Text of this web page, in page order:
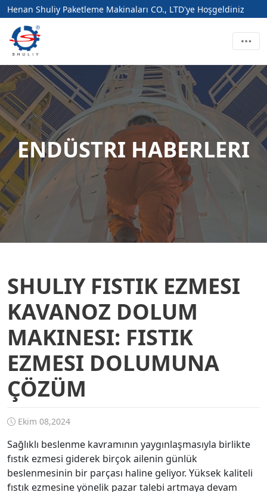
Henan Shuliy Paketleme Makinaları CO., LTD'ye Hoşgeldiniz
ENDÜSTRI HABERLERI
SHULIY FISTIK EZMESI
KAVANOZ DOLUM
MAKINESI: FISTIK
EZMESI DOLUMUNA
ÇÖZÜM
Ekim 08,2024
Sağlıklı beslenme kavramının yaygınlaşmasıyla birlikte
fıstık ezmesi giderek birçok ailenin günlük
beslenmesinin bir parçası haline geliyor. Yüksek kaliteli
fıstık ezmesine yönelik pazar talebi artmaya devam